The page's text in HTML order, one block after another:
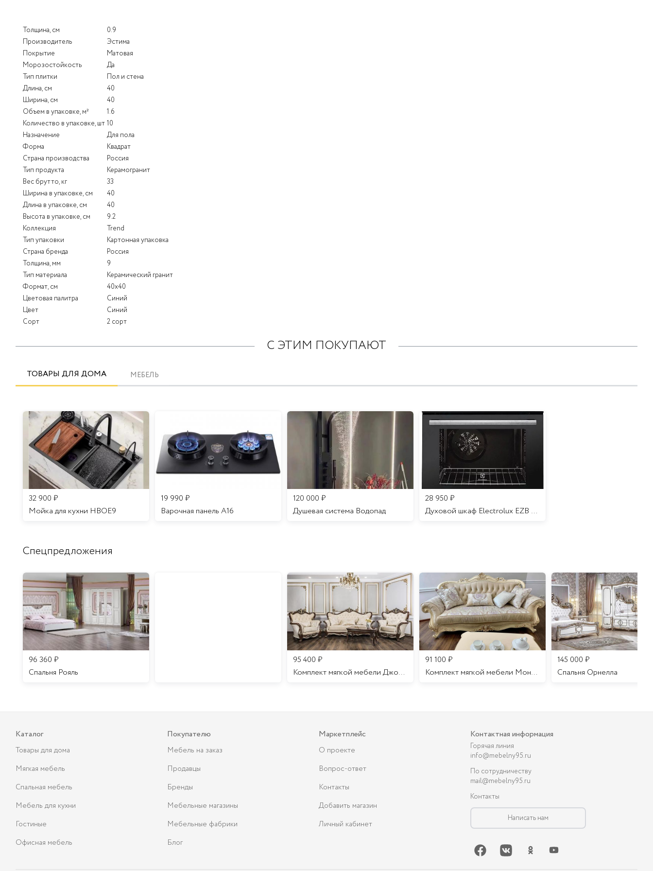
Толщина, см
0.9
Производитель
Эстима
Покрытие
Матовая
Морозостойкость
Да
Тип плитки
Пол и стена
Длина, см
40
Ширина, см
40
Объем в упаковке, м²
1.6
Количество в упаковке, шт 10
Назначение
Для пола
Форма
Квадрат
Страна производства
Россия
Тип продукта
Керамогранит
Вес брутто, кг
33
Ширина в упаковке, см
40
Длина в упаковке, см
40
Высота в упаковке, см
9.2
Коллекция
Trend
Тип упаковки
Картонная упаковка
Страна бренда
Россия
Толщина, мм
9
Тип материала
Керамический гранит
Формат, см
40x40
Цветовая палитра
Синий
Цвет
Синий
Сорт
2 сорт
С ЭТИМ ПОКУПАЮТ
ТОВАРЫ ДЛЯ ДОМА МЕБЕЛЬ
32 900 ₽
Мойка для кухни HBOE9
19 990 ₽
Варочная панель A16
120 000 ₽
Душевая система Водопад
28 950 ₽
Духовой шкаф Electrolux EZB 52410 AK
Спецпредложения
96 360 ₽
Спальня Рояль
95 400 ₽
Комплект мягкой мебели Джоконда
91 100 ₽
Комплект мягкой мебели Мона Лиза
145 000 ₽
Cпальня Орнелла
Каталог
Товары для дома
Мягкая мебель
Спальная мебель
Мебель для кухни
Гостиные
Офисная мебель
Покупателю
Мебель на заказ
Продавцы
Бренды
Мебельные магазины
Мебельные фабрики
Блог
Маркетплейс
О проекте
Вопрос-ответ
Контакты
Добавить магазин
Личный кабинет
Контактная информация
Горячая линия
info@mebelny95.ru
По сотрудничеству
mail@mebelny95.ru
Контакты
Написать нам